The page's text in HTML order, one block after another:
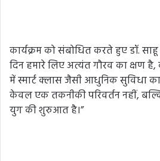
कार्यक्रम को संबोधित करते हुए डॉ.
दिन हमारे लिए अत्यंत गौरव का क्षण
में स्मार्ट क्लास जैसी आधुनिक सुविधा
केवल एक तकनीकी परिवर्तन नहीं,
युग की शुरुआत है।”